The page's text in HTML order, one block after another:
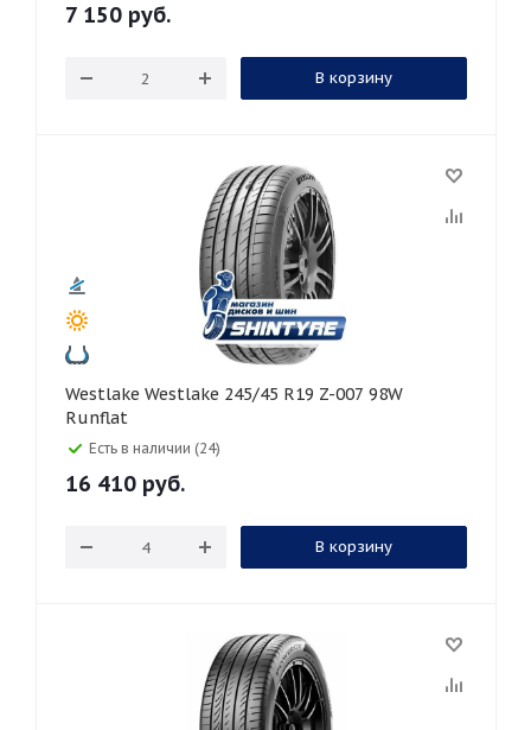
7 150 руб.
В корзину
Westlake Westlake 245/45 R19 Z-007 98W
Runflat
Есть в наличии (24)
16 410 руб.
В корзину